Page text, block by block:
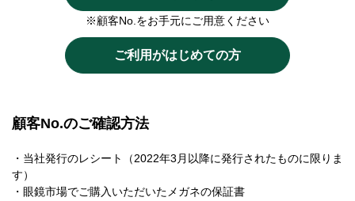
※顧客No.をお手元にご用意ください
ご利用がはじめての方
顧客No.のご確認方法
・当社発行のレシート（2022年3月以降に発行されたものに限りま
す）
・眼鏡市場でご購入いただいたメガネの保証書